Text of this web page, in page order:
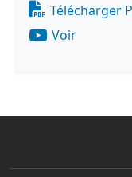
Document
Télécharger
Voir